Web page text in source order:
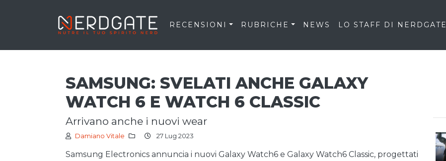
RECENSIONI RUBRICHE NEWS LO STAFF DI NERDGATE
SAMSUNG: SVELATI ANCHE GALAXY
WATCH 6 E WATCH 6 CLASSIC
arrivano anche i nuovi wear
Damiano Vitale 27 Lug 2023
Samsung Electronics annuncia i nuovi Galaxy Watch6 e Galaxy Watch6 Classic, progettati